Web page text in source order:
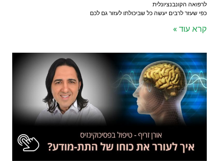
לרפואה הקונבנציונלית
כפי שעזר לרבים יעשה כל שביכולתו לעזור גם לכם
קרא עוד »